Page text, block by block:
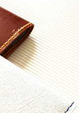
【講師よりご
を開いております。 去年
きました皆様にはとても
年より定期的に開催してい
ロの職人が開催する他では
してください。 皆様のご